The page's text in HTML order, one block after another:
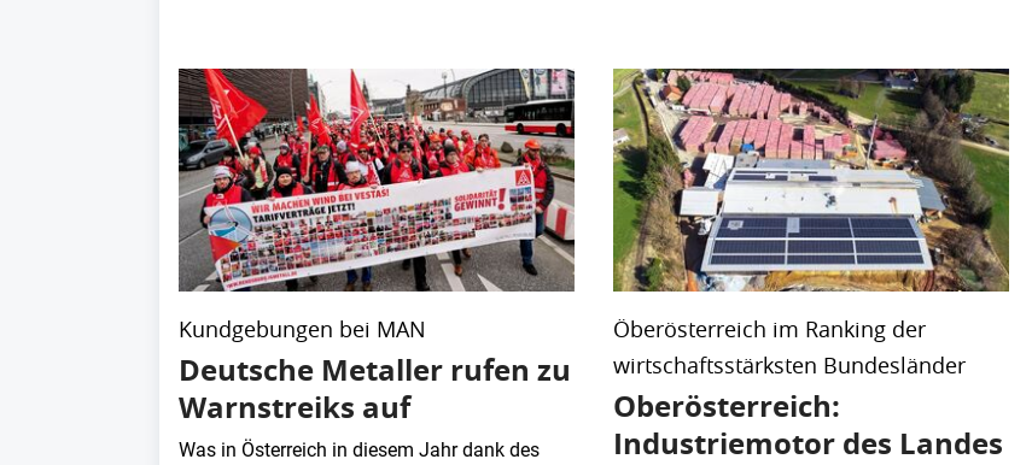
Kundgebungen bei MAN
Deutsche Metaller rufen zu
Warnstreiks auf
Was in Österreich in diesem Jahr dank des
Öberösterreich im Ranking der
wirtschaftsstärksten Bundesländer
Oberösterreich:
Industriemotor des Landes